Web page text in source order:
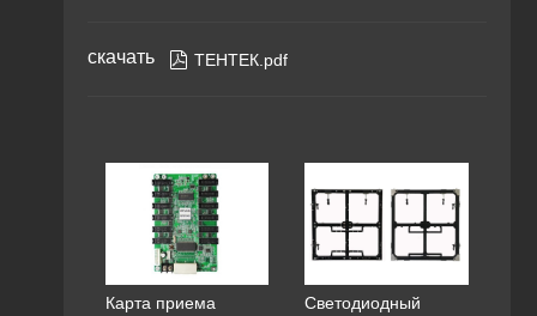
скачать  ТЕНТЕК.pdf
Карта приема
Светодиодный